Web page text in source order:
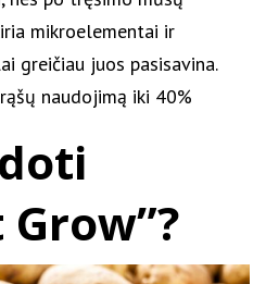
mikroelementai ir
greičiau juos pasisavina.
naudojimą iki 40%